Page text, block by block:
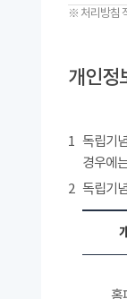
※ 처리방침
개인정
1 독립기
경우에
2 독립기
홈